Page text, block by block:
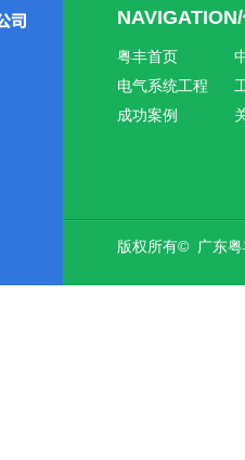
粤丰首页
电气系统工程
成功案例
版权所有© 广东